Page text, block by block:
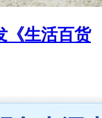
《生活百货